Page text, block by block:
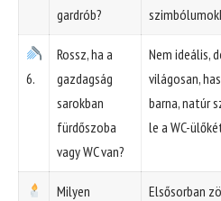
gardrób?
6.
Rossz, ha a
gazdagság
sarokban
fürdőszoba
vagy WC van?
Nem ideális,
világosan,
barna, natúr
le a WC-
Milyen
Elsősorban